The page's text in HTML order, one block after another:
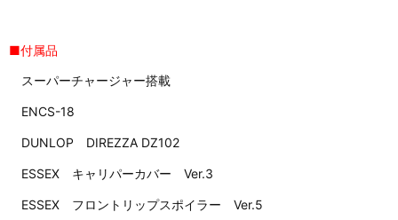
■付属品
スーパーチャージャー搭載
ENCS-18
DUNLOP DIREZZA DZ102
ESSEX キャリパーカバー Ver.3
ESSEX フロントリップスポイラー Ver.5